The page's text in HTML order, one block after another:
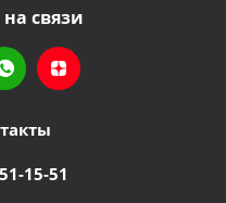
связи
15-51